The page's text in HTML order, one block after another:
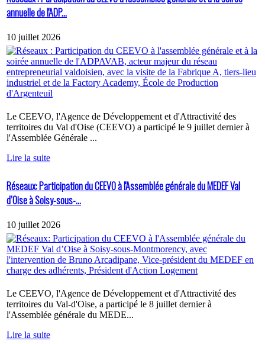
annuelle de l'ADP...
10 juillet 2026
Le CEEVO, l'Agence de Développement et d'Attractivité des
territoires du Val d'Oise (CEEVO) a participé le 9 juillet dernier à
l'Assemblée Générale ...
Lire la suite
Réseaux: Participation du CEEVO à l'Assemblée générale du MEDEF Val
d’Oise à Soisy-sous-...
10 juillet 2026
Le CEEVO, l'Agence de Développement et d'Attractivité des
territoires du Val-d'Oise, a participé le 8 juillet dernier à
l'Assemblée générale du MEDE...
Lire la suite